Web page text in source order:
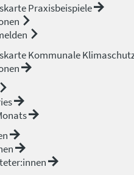
Praxisbeispiele
Kommunale